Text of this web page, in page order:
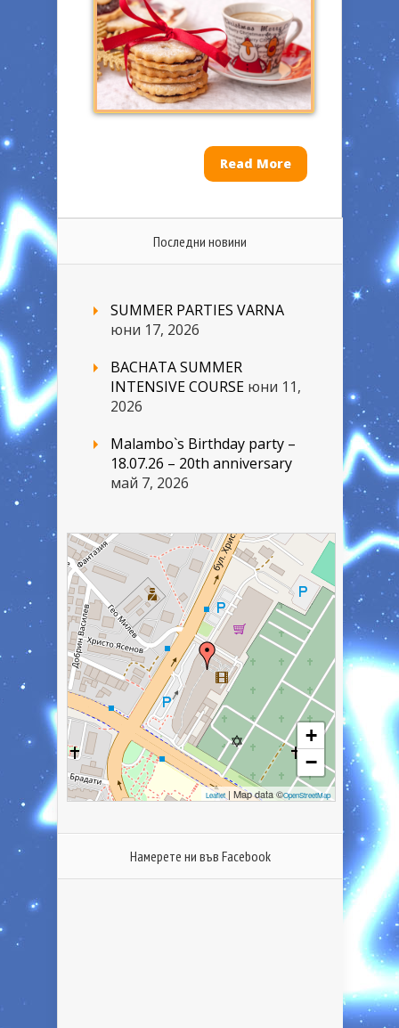
Read More
Последни новини
SUMMER PARTIES VARNA
юни 17, 2026
BACHATA SUMMER
INTENSIVE COURSE юни 11,
2026
Malambo`s Birthday party –
18.07.26 – 20th anniversary
май 7, 2026
+
−
Leaflet | Map data ©OpenStreetMap
Намерете ни във Facebook